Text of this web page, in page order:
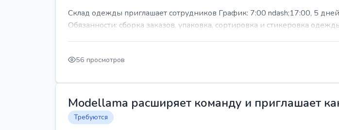
Склад одежды приглашает сотрудников График: 7:00 ndash;17:00, 5
Обязанности: сборка заказов, упаковка, сортировка и стикеровка
56 просмотров
Modellama расширяет команду и приглашает
Требуются